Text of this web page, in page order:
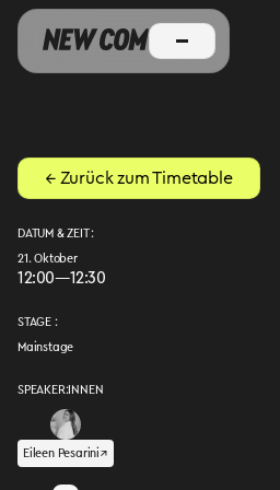
← Zurück zum Timetable
DATUM & ZEIT :
21. Oktober
12:00—12:30
STAGE :
Mainstage
SPEAKER:INNEN
Eileen Pesarini↗︎